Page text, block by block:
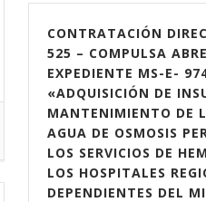
CONTRATACIÓN
525 – COMPULSA
EXPEDIENTE MS-E-
«ADQUISICIÓN DE
MANTENIMIENTO DE
AGUA DE OSMOSIS
LOS SERVICIOS DE
LOS HOSPITALES
DEPENDIENTES DEL